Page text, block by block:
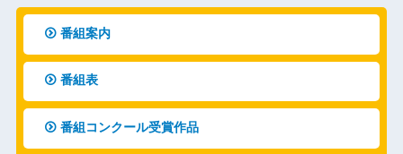
番組案内
番組表
番組コンクール受賞作品